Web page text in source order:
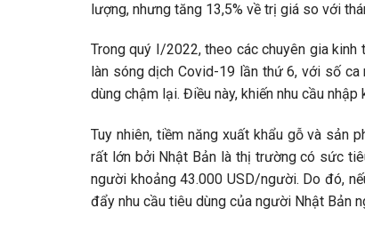
lượng, nhưng tăng 13,5% về trị giá so với
Trong quý I/2022, theo các chuyên gia
làn sóng dịch Covid-19 lần thứ 6, với số
dùng chậm lại. Điều này, khiến nhu cầu
Tuy nhiên, tiềm năng xuất khẩu gỗ và sản
rất lớn bởi Nhật Bản là thị trường có sức
người khoảng 43.000 USD/người. Do đó,
đẩy nhu cầu tiêu dùng của người Nhật Bản